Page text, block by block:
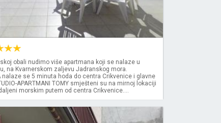
obali nudimo više apartmana koji se nalaze u
na Kvarnerskom zaljevu Jadranskog mora.
nalaze se 5 minuta hoda do centra Crikvenice i glavne
APARTMANI TOMY smješteni su na mirnoj lokaciji
morskim putem od centra Crikvenice....